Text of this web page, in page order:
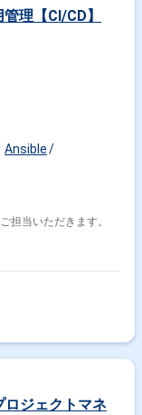
理【CI/CD】
Ansible
担当いただきます。
ロジェクトマネ